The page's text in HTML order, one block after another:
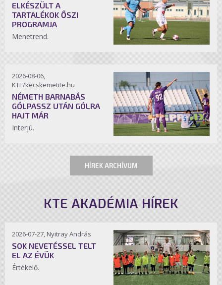
ELKÉSZÜLT A
TARTALÉKOK ŐSZI
PROGRAMJA
Menetrend.
2026-08-06,
KTE/kecskemetite.hu
NÉMETH BARNABÁS
GÓLPASSZ UTÁN GÓLRA
HAJT MÁR
Interjú.
HÍREK ARCHÍVUM
KTE AKADÉMIA HÍREK
2026-07-27, Nyitray András
SOK NEVETÉSSEL TELT
EL AZ ÉVÜK
Értékelő.